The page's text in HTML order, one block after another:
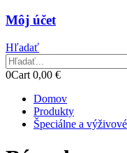
Môj účet
Hľadať
0Cart 0,00 €
Domov
Produkty
Špeciálne a